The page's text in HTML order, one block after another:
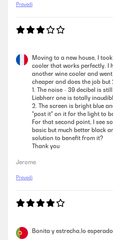
Prevedi
Moving to a new house, I
cooler that works perfectly. I
another wine cooler and
cheaper and does the job but
1. The noise - 39 decibel is
Liebherr one is totally
2. The screen is bright blue
"post it" on it for the light to
For that second point, I see
basic but much better black
solution to benefit from it?
Thank you
Jerome
Prevedi
Bonita y estrecha,lo esperado